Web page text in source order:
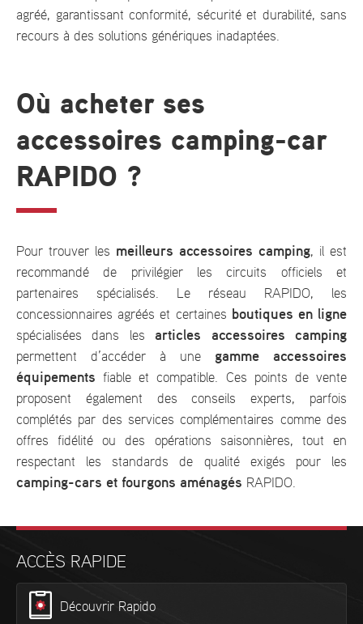
agréé, garantissant conformité, sécurité et durabilité, sans
recours à des solutions génériques inadaptées.
Où acheter ses
accessoires camping-car
RAPIDO ?
Pour trouver les meilleurs accessoires camping, il est
recommandé de privilégier les circuits officiels et
partenaires spécialisés. Le réseau RAPIDO, les
concessionnaires agréés et certaines
boutiques en ligne
spécialisées dans les articles accessoires camping
permettent d’accéder à une gamme accessoires
équipements fiable et compatible. Ces points de vente
proposent également des conseils experts, parfois
complétés par des services complémentaires comme des
offres fidélité ou des opérations saisonnières, tout en
respectant les standards de qualité exigés pour les
camping-cars et fourgons aménagés RAPIDO.
ACCÈS RAPIDE
Découvrir Rapido